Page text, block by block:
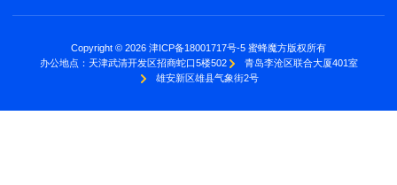
Copyright © 2026 津ICP备18001717号-5 蜜蜂魔方版权所有
办公地点： 天津武清开发区招商蛇口5楼502
青岛李沧区联合大厦401室
雄安新区雄县气象街2号